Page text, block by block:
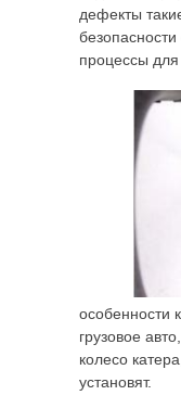
дефекты
процессы
особенности
грузовое
колесо
установят.